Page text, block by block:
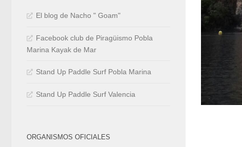
El blog de Nacho " Goam"
Facebook club de Piragüismo Pobla
Marina Kayak de Mar
Stand Up Paddle Surf Pobla Marina
Stand Up Paddle Surf Valencia
ORGANISMOS OFICIALES